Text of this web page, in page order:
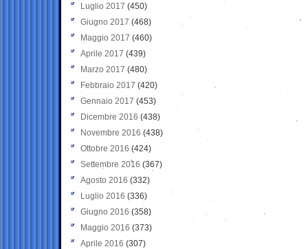
Luglio 2017 (450)
Giugno 2017 (468)
Maggio 2017 (460)
Aprile 2017 (439)
Marzo 2017 (480)
Febbraio 2017 (420)
Gennaio 2017 (453)
Dicembre 2016 (438)
Novembre 2016 (438)
Ottobre 2016 (424)
Settembre 2016 (367)
Agosto 2016 (332)
Luglio 2016 (336)
Giugno 2016 (358)
Maggio 2016 (373)
Aprile 2016 (307)